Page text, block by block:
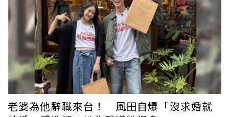
退的原因。有鑑於在大陸地區土地政策失利等因素失守大片
江山，1950年代國民政府在台大型土地改革，像是「三七
五減租」與圖中「耕者有其田」都是一系列對佃農有利的政
策。（圖／報系資料照）因此1951年正式經立法院通過
「三七五條例」而成為具法律效力的正式規範，法律除了規
定地租不得超過主要作物全年收穫總量的37.5％外，更為了
保障長期耕作權讓租期無論打了幾年都一律延長為至少 6
年，即使承租人亡故，只要繼承人有農民身分仍可「無縫接
軌」，地主想收回？除非有「自耕農」身分或持有鄰地想擴
張耕種面積，否則根本難如登天。資深地政士蔡岳臻就坦
老婆為他辭職來台！ 風田自爆「沒求婚就